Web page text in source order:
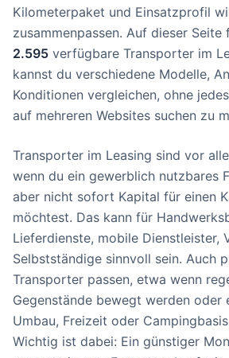
Kilometerpaket und Einsatzprofil
zusammenpassen. Auf dieser
2.595 verfügbare Transporter im
kannst du verschiedene Modelle,
Konditionen vergleichen, ohne
auf mehreren Websites suchen zu
Transporter im Leasing sind vor
wenn du ein gewerblich nutzbares
aber nicht sofort Kapital für einen
möchtest. Das kann für
Lieferdienste, mobile Dienstleister,
Selbstständige sinnvoll sein. Auch
Transporter passen, etwa wenn
Gegenstände bewegt werden oder
Umbau, Freizeit oder
Wichtig ist dabei: Ein günstiger